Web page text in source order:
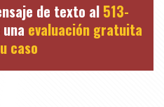
de texto al513-
evaluación gratuita
caso